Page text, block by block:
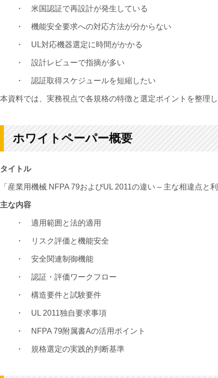
・ 米国認証で再設計が発生している
・ 機能安全要求への対応方法が分からない
・ UL対応機器選定に時間がかかる
・ 設計レビューで指摘が多い
・ 認証取得スケジュールを短縮したい
本資料では、実務視点で各規格の特徴と選定ポイントを整理
ホワイトペーパー概要
タイトル
「産業用機械 NFPA 79およびUL 2011の違い – 主な相違点と
主な内容
・ 適用範囲と法的適用
・ リスク評価と機能安全
・ 安全関連制御機能
・ 認証・評価ワークフロー
・ 構造要件と試験要件
・ UL 2011独自要求事項
・ NFPA 79附属書Aの活用ポイント
・ 規格選定の実践的判断基準